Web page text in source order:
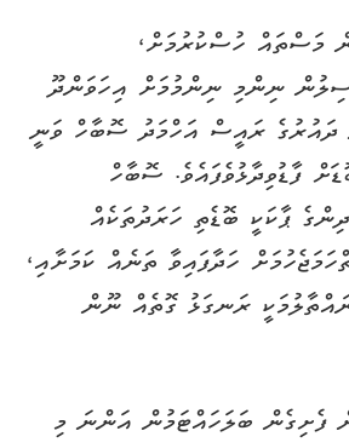
މަސްތައް ހުސްކުރުމަށް،
ނިންމި ނިންމުމަށް އިހަވަންދޫ
4 ވަނަ ދައުރުގެ ރައީސް އަހްމަދު ސޮބާހް ވަނީ
ފާޑުވިދާޅުވެފައެވެ. ސޮބާހް
ޕާކަކީ ބޮޑެތި ހަރަދުތަކެއް
ހަދާފައިވާ ތަނެއް ކަމަށާއި،
ރަނގަޅު ގޮތެއް ނޫން
ފެށިގެން ބަލަހައްޓަމުން އަންނަ މި